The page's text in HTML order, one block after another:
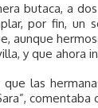
butaca, a
por fin, un
aunque
y que ahora
las